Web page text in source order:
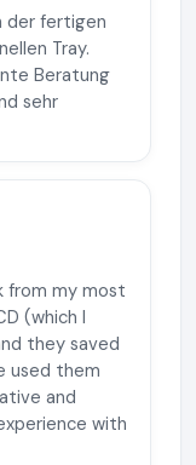
der fertigen
Tray.
Beratung
sehr
from my most
(which I
they saved
used them
and
with